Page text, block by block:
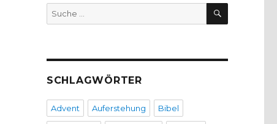
Suche
nach:
SUCHEN
SCHLAGWÖRTER
Advent Auferstehung Bibel